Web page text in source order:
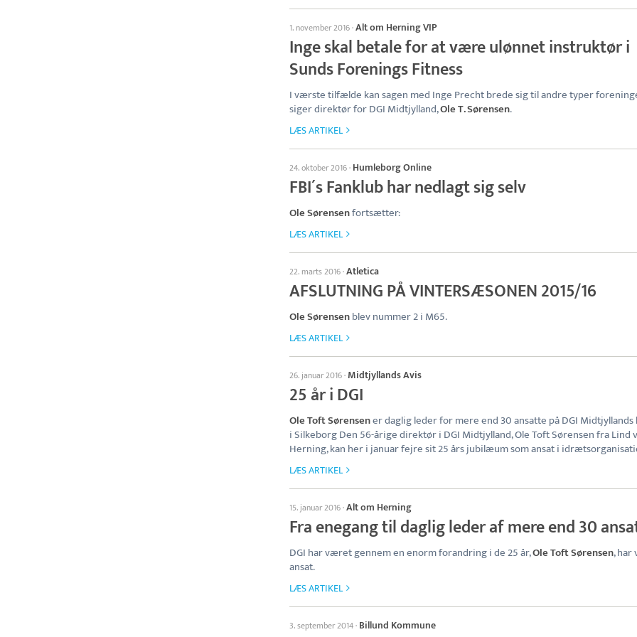
1. november 2016·Alt om Herning VIP
Inge skal betale for at være ulønnet instruktør i
Sunds Forenings Fitness
I værste tilfælde kan sagen med Inge Precht brede sig til andre typer
siger direktør for DGI Midtjylland,Ole T. Sørensen.
LÆS ARTIKEL
24. oktober 2016· Humleborg Online
FBI´s Fanklub har nedlagt sig selv
Ole Sørensenfortsætter:
LÆS ARTIKEL
22. marts 2016·Atletica
AFSLUTNING PÅ VINTERSÆSONEN 2015/16
Ole Sørensenblev nummer 2 i M65.
LÆS ARTIKEL
26. januar 2016· Midtjyllands Avis
25 år i DGI
Ole Toft Sørensener daglig leder for mere end 30 ansatte på DGI
i Silkeborg Den 56-årige direktør i DGI Midtjylland, Ole Toft Sørensen fra Lind
Herning, kan her i januar fejre sit 25 års jubilæum som ansat i
LÆS ARTIKEL
15. januar 2016·Alt om Herning
Fra enegang til daglig leder af mere end 30
DGI har været gennem en enorm forandring i de 25 år,Ole Toft Sørensen,
ansat.
LÆS ARTIKEL
3. september 2014· Billund Kommune